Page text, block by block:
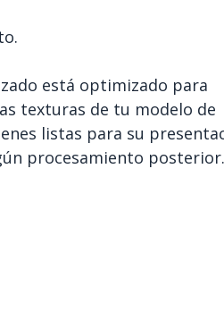
está optimizado para
texturas de tu modelo de
listas para su
procesamiento posterior.